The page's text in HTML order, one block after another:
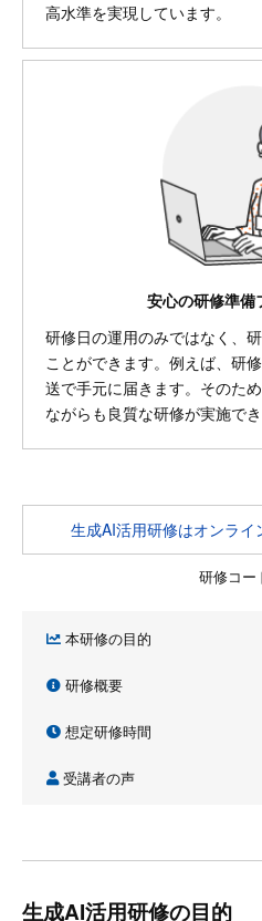
高水準を実現しています。
安心の研修準備
研修日の運用のみではなく、
ことができます。例えば、研
送で手元に届きます。そのた
ながらも良質な研修が実施でき
生成AI活用研修はオンラ
研修コー
本研修の目的
研修概要
想定研修時間
受講者の声
生成AI活用研修の目的